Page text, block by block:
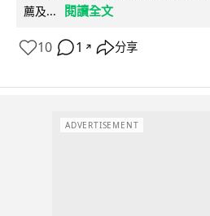
薦及...
閱讀全文
10 1 ↗ 分享
ADVERTISEMENT